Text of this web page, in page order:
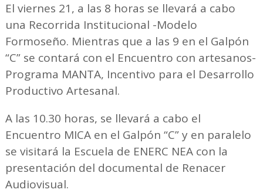
El viernes 21, a las 8 horas se llevará a cabo
una Recorrida Institucional -Modelo
Formoseño. Mientras que a las 9 en el Galpón
“C” se contará con el Encuentro con artesanos-
Programa MANTA, Incentivo para el Desarrollo
Productivo Artesanal.
A las 10.30 horas, se llevará a cabo el
Encuentro MICA en el Galpón “C” y en paralelo
se visitará la Escuela de ENERC NEA con la
presentación del documental de Renacer
Audiovisual.